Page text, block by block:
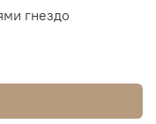
гнездо